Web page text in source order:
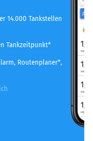
14.000 Tankstellen
Tankzeitpunkt*
Routenplaner*,